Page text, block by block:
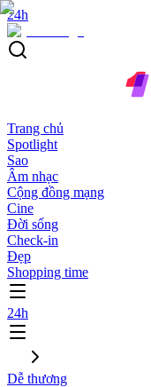
24h
Trang chủ
Spotlight
Sao
Âm nhạc
Cộng đồng mạng
Cine
Đời sống
Check-in
Đẹp
Shopping time
24h
Dễ thương